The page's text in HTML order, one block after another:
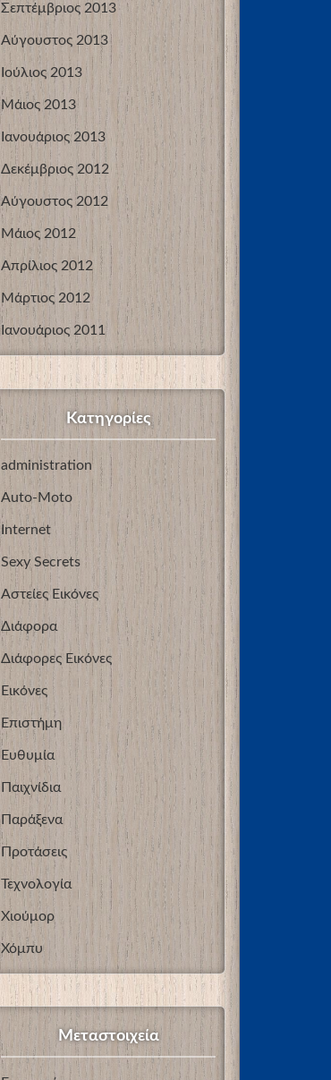
Σεπτέμβριος 2013
Αύγουστος 2013
Ιούλιος 2013
Μάιος 2013
Ιανουάριος 2013
Δεκέμβριος 2012
Αύγουστος 2012
Μάιος 2012
Απρίλιος 2012
Μάρτιος 2012
Ιανουάριος 2011
Kατηγορίες
administration
Auto-Moto
Internet
Sexy Secrets
Αστείες Εικόνες
Διάφορα
Διάφορες Εικόνες
Εικόνες
Επιστήμη
Ευθυμία
Παιχνίδια
Παράξενα
Προτάσεις
Τεχνολογία
Χιούμορ
Χόμπυ
Μεταστοιχεία